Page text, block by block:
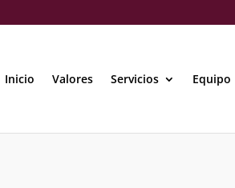
Inicio Valores Servicios Equipo